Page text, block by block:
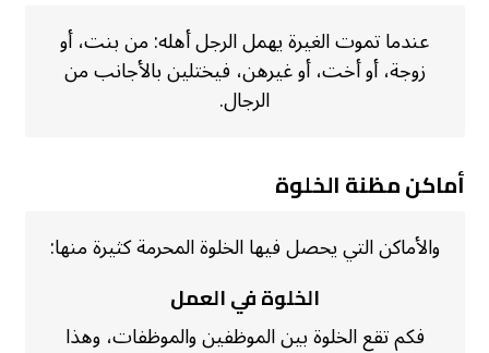
عندما تموت الغيرة يهمل الرجل أهله: من بنت، أو
زوجة، أو أخت، أو غيرهن، فيختلين بالأجانب من
الرجال.
أماكن مظنة الخلوة
والأماكن التي يحصل فيها الخلوة المحرمة كثيرة منها:
الخلوة في العمل
فكم تقع الخلوة بين الموظفين والموظفات، وهذا